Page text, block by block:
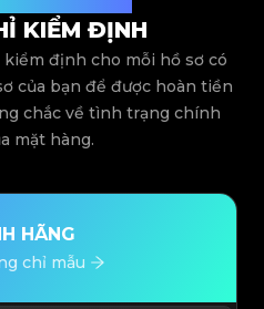
KIỂM ĐỊNH
định cho mỗi hồ sơ có
của bạn để được hoàn tiền
chắc về tình trạng chính
mặt hàng.
HÃNG
chỉ mẫu